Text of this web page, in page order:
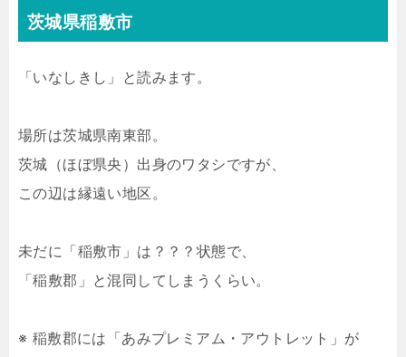
茨城県稲敷市
「いなしきし」と読みます。
場所は茨城県南東部。
茨城（ほぼ県央）出身のワタシですが、
この辺は縁遠い地区。
未だに「稲敷市」は？？？状態で、
「稲敷郡」と混同してしまうくらい。
※ 稲敷郡には「あみプレミアム・アウトレット」が